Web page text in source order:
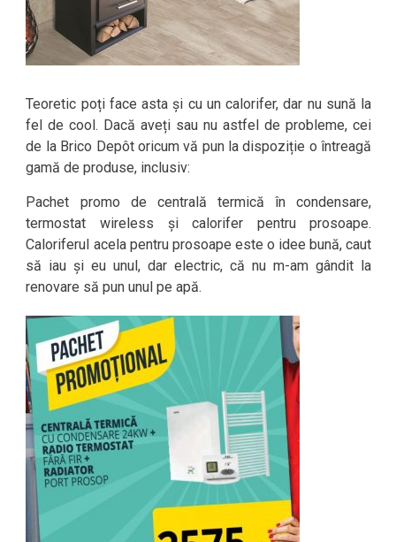
Teoretic poți face asta și cu un calorifer, dar nu sună la
fel de cool. Dacă aveți sau nu astfel de probleme, cei
de la Brico Depôt oricum vă pun la dispoziție o întreagă
gamă de produse, inclusiv:
Pachet promo de centrală termică în condensare,
termostat wireless și calorifer pentru prosoape.
Caloriferul acela pentru prosoape este o idee bună, caut
să iau și eu unul, dar electric, că nu m-am gândit la
renovare să pun unul pe apă.